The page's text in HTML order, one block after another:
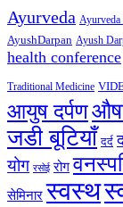
Ayurveda Ayurveda
AyushDarpan Ayush
health conference
Traditional Medicine
आयुष दर्पण
जडी बूटियाँ दर्द
योग रसोई रोग
सेमिनार स्वस्थ